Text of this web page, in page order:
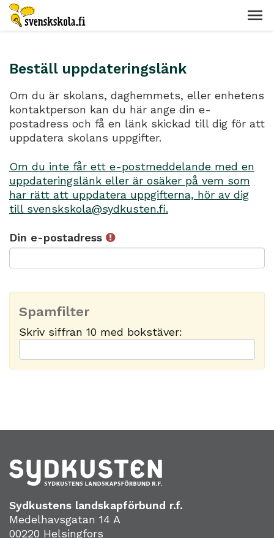
Beställ uppdateringslänk
Om du är skolans, daghemmets, eller enhetens
kontaktperson kan du här ange din e-
postadress och få en länk skickad till dig för att
uppdatera skolans uppgifter.
Om du inte får ett e-postmeddelande med en
uppdateringslänk eller är osäker på vem som
har rätt att uppdatera uppgifterna, hör av dig
till svenskskola@sydkusten.fi.
Din e-postadress
Spamfilter
Skriv siffran 10 med bokstäver:
Sydkustens landskapförbund r.f.
Medelhavsgatan 14 A
00220 Helsingfors